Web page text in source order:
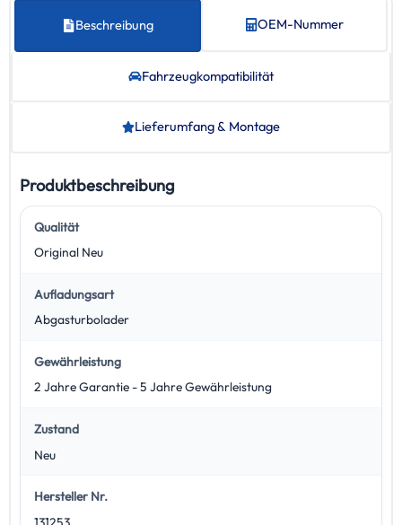
Beschreibung OEM-Nummer
Fahrzeug­kompatibilität
Lieferumfang & Montage
Produktbeschreibung
Qualität
Original Neu
Aufladungsart
Abgasturbolader
Gewährleistung
2 Jahre Garantie - 5 Jahre Gewährleistung
Zustand
Neu
Hersteller Nr.